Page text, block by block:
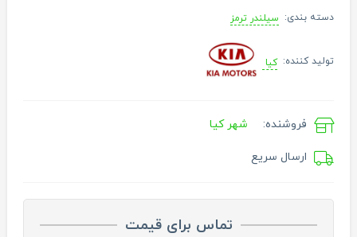
دسته بندی: سیلندر ترمز
تولید کننده: کیا
فروشنده: شهر کیا
ارسال سریع
تماس برای قیمت